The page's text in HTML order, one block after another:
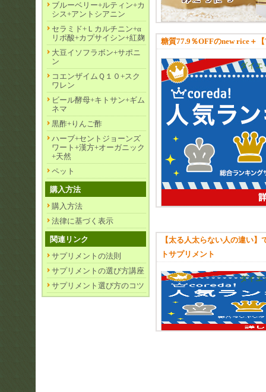
糖質77.9％OFFのnew rice＋
ダイエ
【太る人太らない人の違い
トサプリメント
ダイエ
ブルーベリー+ルティン+カ
シス+アントシアニン
セラミド+Ｌカルチニン+α
リポ酸+カプサイシン+紅麹
大豆イソフラボン+サポニ
ン
コエンザイムＱ１０+スク
ワレン
ビール酵母+キトサン+ギム
ネマ
黒酢+りんご酢
ハーブ+セントジョーンズ
ワート+漢方+オーガニック
+天然
ペット
購入方法
購入方法
法律に基づく表示
関連リンク
サプリメントの法則
サプリメントの選び方講座
サプリメント選び方のコツ